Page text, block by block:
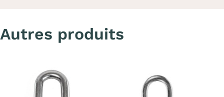
Autres produits